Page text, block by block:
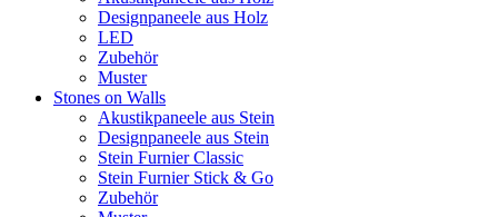
Designpaneele aus Holz
LED
Zubehör
Muster
Stones on Walls
Akustikpaneele aus Stein
Designpaneele aus Stein
Stein Furnier Classic
Stein Furnier Stick & Go
Zubehör